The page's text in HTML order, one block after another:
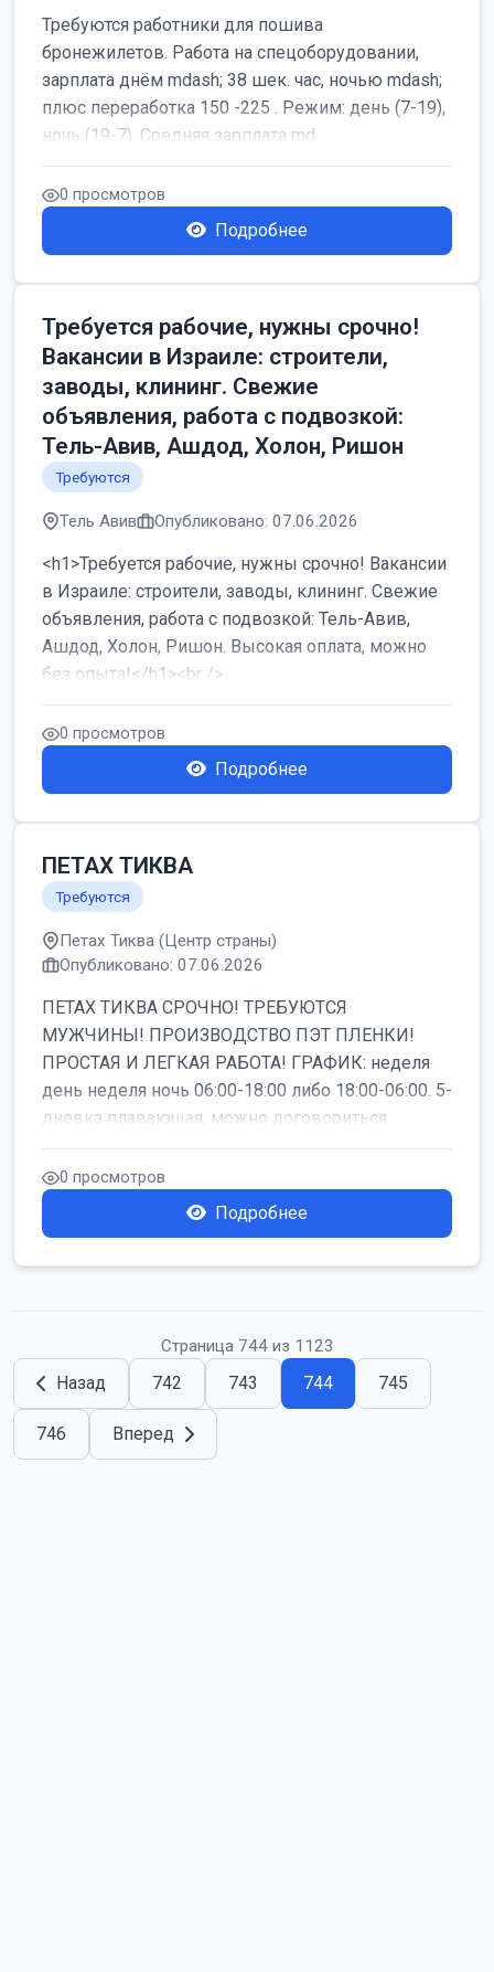
Требуются работники для пошива
бронежилетов. Работа на спецоборудовании,
зарплата днём mdash; 38 шек. час, ночью mdash;
плюс переработка 150 -225 . Режим: день (7-19),
ночь (19-7). Средняя зарплата md...
0 просмотров
Подробнее
Требуется рабочие, нужны срочно!
Вакансии в Израиле: строители,
заводы, клининг. Свежие
объявления, работа с подвозкой:
Тель-Авив, Ашдод, Холон, Ришон
Требуются
Тель Авив Опубликовано: 07.06.2026
<h1>Требуется рабочие, нужны срочно! Вакансии
в Израиле: строители, заводы, клининг. Свежие
объявления, работа с подвозкой: Тель-Авив,
Ашдод, Холон, Ришон. Высокая оплата, можно
без опыта!</h1><br />
...
0 просмотров
Подробнее
ПЕТАХ ТИКВА
Требуются
Петах Тиква (Центр страны)
Опубликовано: 07.06.2026
ПЕТАХ ТИКВА СРОЧНО! ТРЕБУЮТСЯ
МУЖЧИНЫ! ПРОИЗВОДСТВО ПЭТ ПЛЕНКИ!
ПРОСТАЯ И ЛЕГКАЯ РАБОТА! ГРАФИК: неделя
день неделя ночь 06:00-18:00 либо 18:00-06:00. 5-
дневка плавающая, можно договориться
работать б...
0 просмотров
Подробнее
Страница 744 из 1123
Назад 742 743 744 745
746 Вперед